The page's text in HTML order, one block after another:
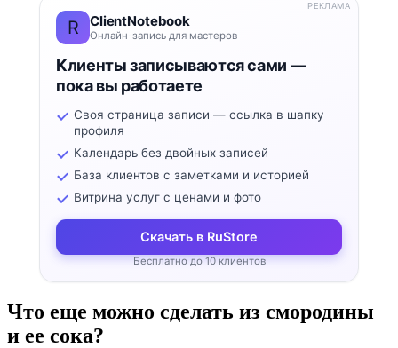
R ClientNotebook
Онлайн-запись для мастеров
Клиенты записываются сами —
пока вы работаете
Своя страница записи — ссылка в шапку
профиля
Календарь без двойных записей
База клиентов с заметками и историей
Витрина услуг с ценами и фото
Скачать в RuStore
Бесплатно до 10 клиентов
РЕКЛАМА
Что еще можно сделать из смородины
и ее сока?